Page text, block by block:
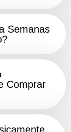
Semanas
Comprar